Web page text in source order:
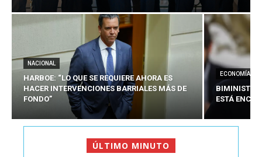
NACIONAL
HARBOE: “LO QUE SE REQUIERE AHORA ES
HACER INTERVENCIONES BARRIALES MÁS DE
FONDO”
ECONOMÍA
BIMINISTRO
ESTÁ
ÚLTIMO MINUTO